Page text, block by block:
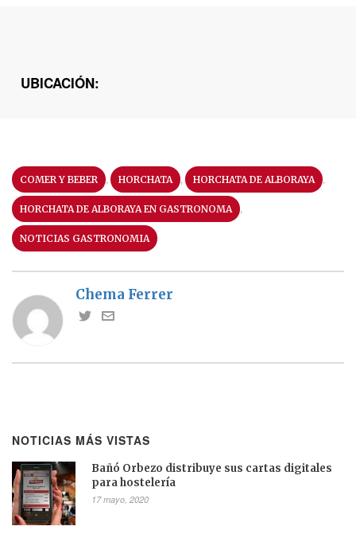
UBICACIÓN:
COMER Y BEBER HORCHATA HORCHATA DE ALBORAYA
HORCHATA DE ALBORAYA EN GASTRONOMA
NOTICIAS GASTRONOMIA
Chema Ferrer
NOTICIAS MÁS VISTAS
Bañó Orbezo distribuye sus cartas digitales
para hostelería
17 mayo, 2020